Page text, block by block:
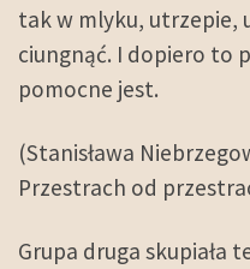
tak w mlyku, utrzepie,
ciungnąć. I dopiero to
pomocne jest.
(Stanisława
Przestrach od
Grupa druga skupiała